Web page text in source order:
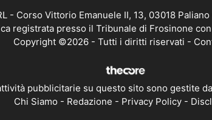
- Corso Vittorio Emanuele II, 13, 03018
registrata presso il Tribunale di Frosinone
Copyright ©2026 - Tutti i diritti riservati -
pubblicitarie su questo sito sono gestite
Chi Siamo - Redazione - Privacy Policy -